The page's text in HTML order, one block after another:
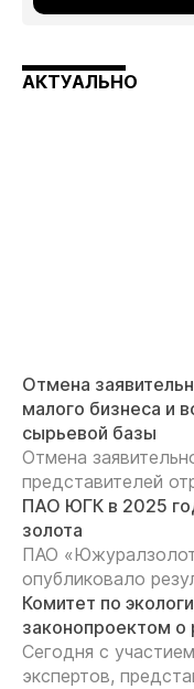
АКТУАЛЬНО
Отмена
малого бизнеса и
сырьевой базы
Отмена
представителей
ПАО ЮГК в 2025
золота
ПАО
опубликовало
Комитет по
законопроектом о
Сегодня с
экспертов,